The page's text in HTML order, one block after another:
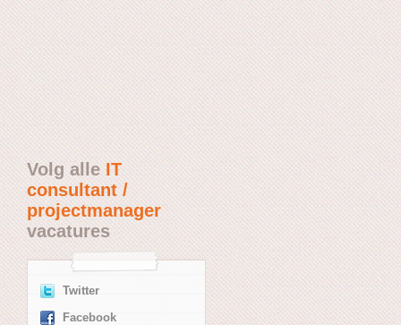
Volg alleIT
consultant /
projectmanager
vacatures
Twitter
Facebook